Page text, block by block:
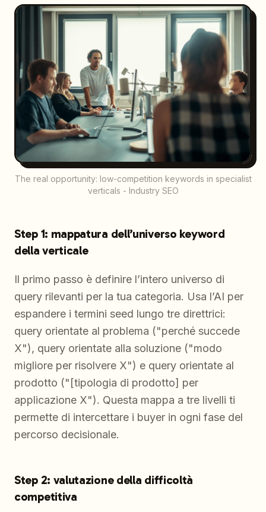
The real opportunity: low-competition keywords in specialist
verticals - Industry SEO
Step 1: mappatura dell’universo keyword
della verticale
Il primo passo è definire l’intero universo di
query rilevanti per la tua categoria. Usa l’AI per
espandere i termini seed lungo tre direttrici:
query orientate al problema ("perché succede
X"), query orientate alla soluzione ("modo
migliore per risolvere X") e query orientate al
prodotto ("[tipologia di prodotto] per
applicazione X"). Questa mappa a tre livelli ti
permette di intercettare i buyer in ogni fase del
percorso decisionale.
Step 2: valutazione della difficoltà
competitiva